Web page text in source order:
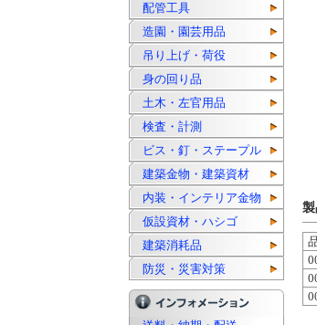
配管工具
造園・園芸用品
吊り上げ・荷役
身の回り品
土木・左官用品
検査・計測
ビス・釘・ステープル
建築金物・建築資材
内装・インテリア金物
仮設資材・ハシゴ
建築消耗品
防災・災害対策